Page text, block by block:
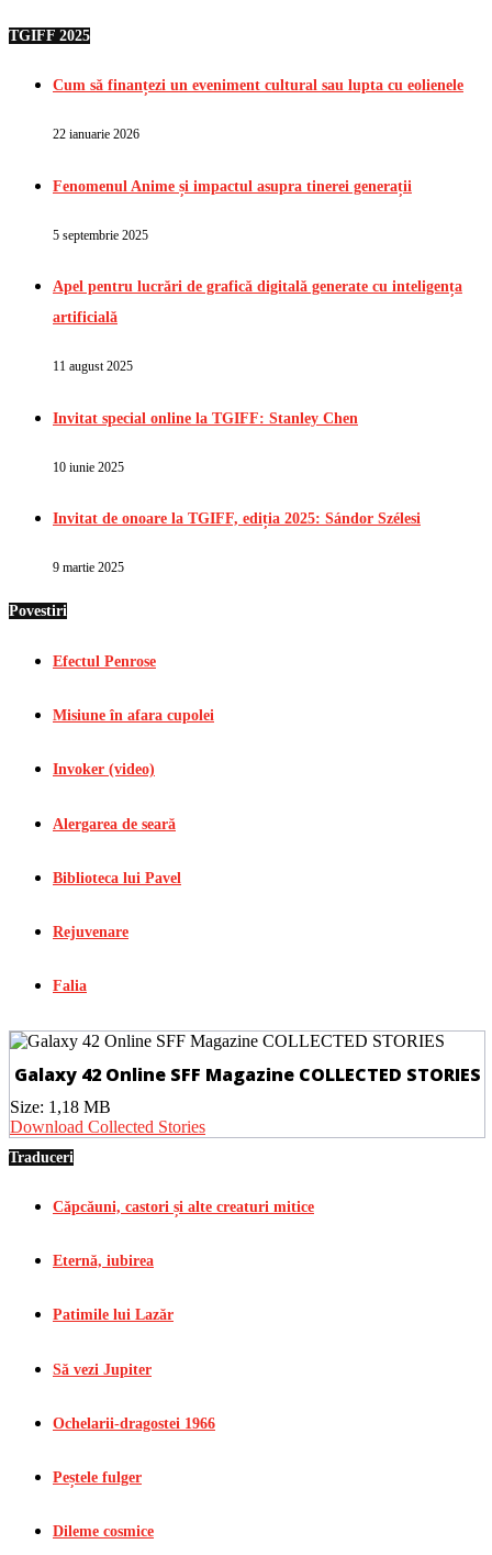
TGIFF 2025
Cum să finanțezi un eveniment cultural sau lupta cu eolienele
22 ianuarie 2026
Fenomenul Anime și impactul asupra tinerei generații
5 septembrie 2025
Apel pentru lucrări de grafică digitală generate cu inteligența
artificială
11 august 2025
Invitat special online la TGIFF: Stanley Chen
10 iunie 2025
Invitat de onoare la TGIFF, ediția 2025: Sándor Szélesi
9 martie 2025
Povestiri
Efectul Penrose
Misiune în afara cupolei
Invoker (video)
Alergarea de seară
Biblioteca lui Pavel
Rejuvenare
Falia
Galaxy 42 Online SFF Magazine COLLECTED STORIES
Size: 1,18 MB
Download Collected Stories
Traduceri
Căpcăuni, castori și alte creaturi mitice
Eternă, iubirea
Patimile lui Lazăr
Să vezi Jupiter
Ochelarii-dragostei 1966
Peștele fulger
Dileme cosmice